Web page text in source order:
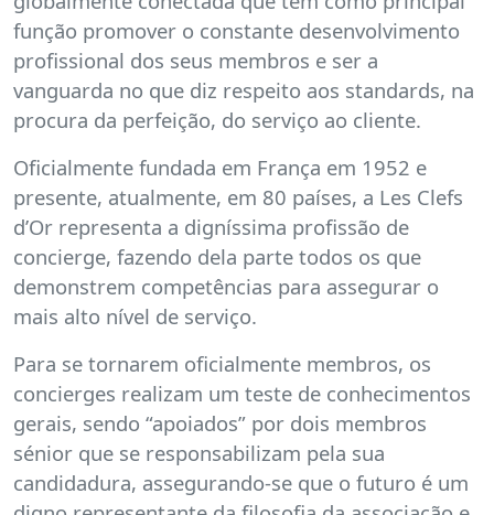
função promover o constante desenvolvimento
profissional dos seus membros e ser a
vanguarda no que diz respeito aos standards, na
procura da perfeição, do serviço ao cliente.
Oficialmente fundada em França em 1952 e
presente, atualmente, em 80 países, a Les Clefs
d’Or representa a digníssima profissão de
concierge, fazendo dela parte todos os que
demonstrem competências para assegurar o
mais alto nível de serviço.
Para se tornarem oficialmente membros, os
concierges realizam um teste de conhecimentos
gerais, sendo “apoiados” por dois membros
sénior que se responsabilizam pela sua
candidadura, assegurando-se que o futuro é um